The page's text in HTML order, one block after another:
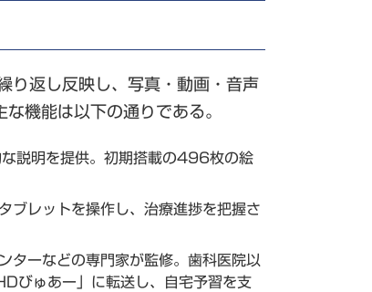
り返し反映し、写真・動画・音声
機能は以下の通りである。
説明を提供。初期搭載の496枚の絵
ブレットを操作し、治療進捗を把握さ
ターなどの専門家が監修。歯科医院以
びゅあー」に転送し、自宅予習を支